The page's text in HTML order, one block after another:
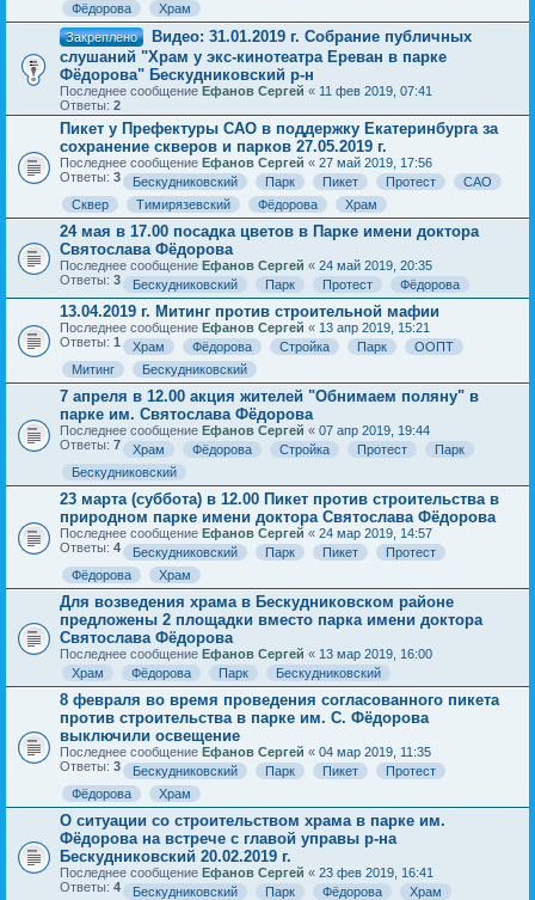
Фёдорова
Храм
Закреплено
Видео: 31.01.2019 г. Собрание публичных
слушаний "Храм у экс-кинотеатра Ереван в парке
Фёдорова" Бескудниковский р-н
Последнее сообщение Ефанов Сергей « 11 фев 2019, 07:41
Ответы: 2
Пикет у Префектуры САО в поддержку Екатеринбурга за
сохранение скверов и парков 27.05.2019 г.
Последнее сообщение Ефанов Сергей « 27 май 2019, 17:56
Ответы: 3 Бескудниковский Парк Пикет Протест
САО
Сквер
Тимирязевский Фёдорова Храм
24 мая в 17.00 посадка цветов в Парке имени доктора
Святослава Фёдорова
Последнее сообщение Ефанов Сергей « 24 май 2019, 20:35
Ответы: 3 Бескудниковский Парк Протест Фёдорова
13.04.2019 г. Митинг против строительной мафии
Последнее сообщение Ефанов Сергей « 13 апр 2019, 15:21
Ответы: 1 Храм Фёдорова Стройка Парк
ООПТ
Митинг
Бескудниковский
7 апреля в 12.00 акция жителей "Обнимаем поляну" в
парке им. Святослава Фёдорова
Последнее сообщение Ефанов Сергей « 07 апр 2019, 19:44
Ответы: 7 Храм Фёдорова Стройка Протест
Парк
Бескудниковский
23 марта (суббота) в 12.00 Пикет против строительства в
природном парке имени доктора Святослава Фёдорова
Последнее сообщение Ефанов Сергей « 24 мар 2019, 14:57
Ответы: 4 Бескудниковский Парк Пикет
Протест
Фёдорова
Храм
Для возведения храма в Бескудниковском районе
предложены 2 площадки вместо парка имени доктора
Святослава Фёдорова
Последнее сообщение Ефанов Сергей « 13 мар 2019, 16:00
Храм
Фёдорова Парк Бескудниковский
8 февраля во время проведения согласованного пикета
против строительства в парке им. С. Фёдорова
выключили освещение
Последнее сообщение Ефанов Сергей « 04 мар 2019, 11:35
Ответы: 3 Бескудниковский Парк Пикет
Протест
Фёдорова
Храм
О ситуации со строительством храма в парке им.
Фёдорова на встрече с главой управы р-на
Бескудниковский 20.02.2019 г.
Последнее сообщение Ефанов Сергей « 23 фев 2019, 16:41
Ответы: 4 Бескудниковский Парк Фёдорова Храм